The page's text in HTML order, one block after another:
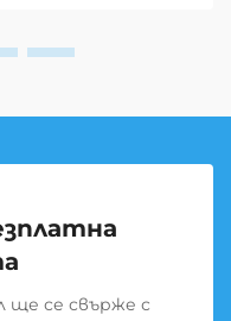
се свърже с